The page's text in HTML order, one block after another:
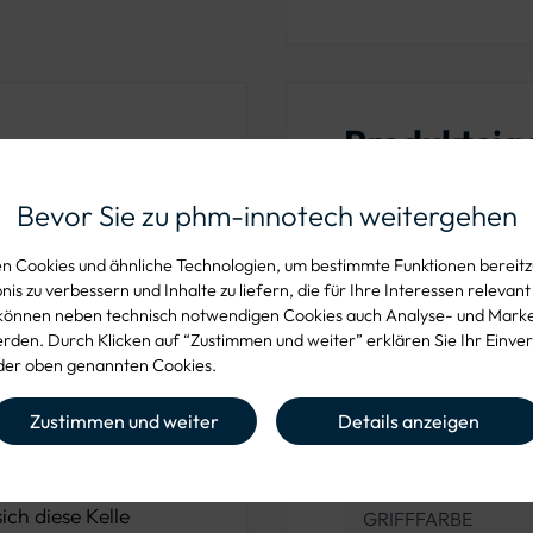
Bevor Sie zu phm-innotech weitergehen
Cookies und ähnliche Technologien, um bestimmte Funktionen
zu verbessern und Inhalte zu liefern, die für Ihre Interessen relevant
neben technisch notwendigen Cookies auch Analyse- und
Durch Klicken auf “Zustimmen und weiter” erklären Sie Ihr
oben genannten Cookies.
Zustimmen und weiter Details anzeigen
für präzise und
aus
und poliert wurde,
Der
besonders
und
in den
diese Kelle
MATERIAL DES
Hochwertiger
SCHWEISSNAHT
GRIFFFARBE